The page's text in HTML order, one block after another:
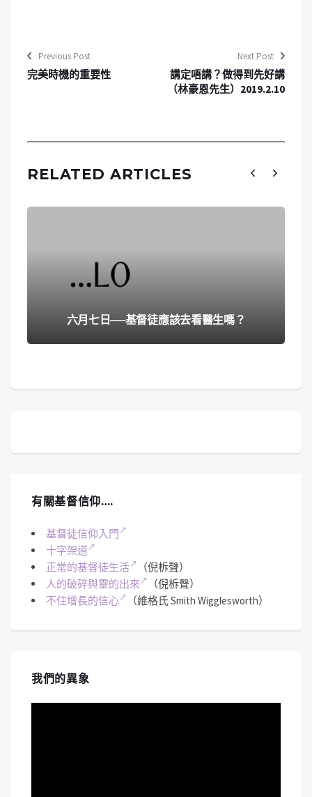
Previous Post
完美時機的重要性
Next Post
講定唔講？做得到先好講
（林豪恩先生）2019.2.10
RELATED ARTICLES
六月七日──基督徒應該去看醫生嗎？
有關基督信仰….
基督徒信仰入門
十字架道
正常的基督徒生活
（倪柝聲）
人的破碎與靈的出來
（倪柝聲）
不住增長的信心
（維格氏 Smith Wigglesworth）
我們的異象